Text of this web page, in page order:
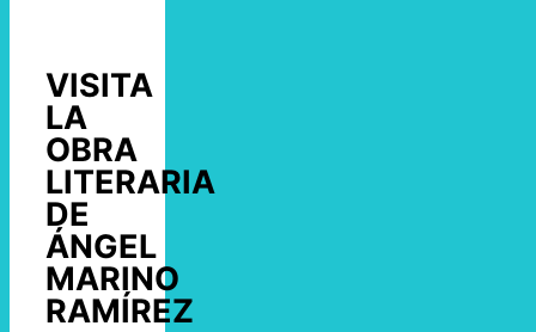
VISITA
LA
OBRA
LITERARIA
DE
ÁNGEL
MARINO
RAMÍREZ